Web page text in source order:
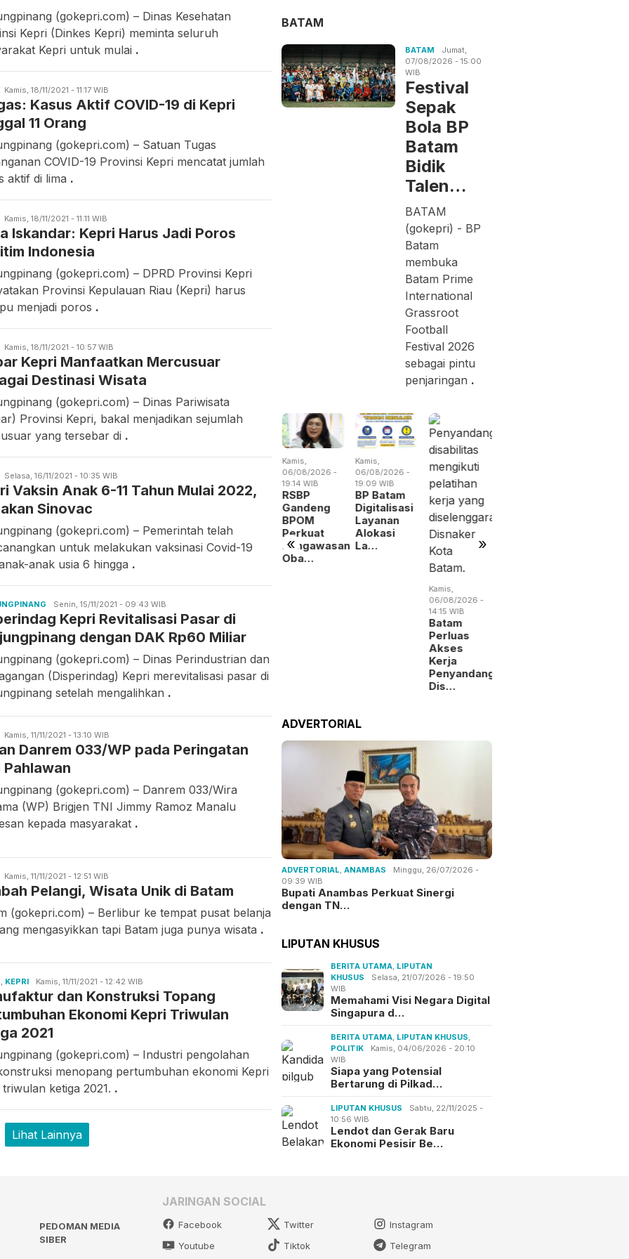
(gokepri.com) – Dinas Kesehatan
Kepri (Dinkes Kepri) meminta seluruh
Kepri untuk mulai .
Candra
Kamis, 18/11/2021 - 11:17 WIB
Kasus Aktif COVID-19 di Kepri
11 Orang
(gokepri.com) – Satuan Tugas
COVID-19 Provinsi Kepri mencatat jumlah
aktif di lima .
Candra
Kamis, 18/11/2021 - 11:11 WIB
Iskandar: Kepri Harus Jadi Poros
Indonesia
(gokepri.com) – DPRD Provinsi Kepri
Provinsi Kepulauan Riau (Kepri) harus
menjadi poros .
Candra
Kamis, 18/11/2021 - 10:57 WIB
Kepri Manfaatkan Mercusuar
Destinasi Wisata
(gokepri.com) – Dinas Pariwisata
Provinsi Kepri, bakal menjadikan sejumlah
yang tersebar di .
Candra
Selasa, 16/11/2021 - 10:35 WIB
Vaksin Anak 6-11 Tahun Mulai 2022,
Sinovac
(gokepri.com) – Pemerintah telah
untuk melakukan vaksinasi Covid-19
anak usia 6 hingga .
Candra
Gunawan
Senin, 15/11/2021 - 09:43 WIB
Kepri Revitalisasi Pasar di
dengan DAK Rp60 Miliar
(gokepri.com) – Dinas Perindustrian dan
(Disperindag) Kepri merevitalisasi pasar di
setelah mengalihkan .
Candra
Kamis, 11/11/2021 - 13:10 WIB
Danrem 033/WP pada Peringatan
Pahlawan
(gokepri.com) – Danrem 033/Wira
(WP) Brigjen TNI Jimmy Ramoz Manalu
kepada masyarakat .
Candra
Kamis, 11/11/2021 - 12:51 WIB
Pelangi, Wisata Unik di Batam
(gokepri.com) – Berlibur ke tempat pusat belanja
mengasyikkan tapi Batam juga punya wisata .
, KEPRI Candra
Gunawan
Kamis, 11/11/2021 - 12:42 WIB
dan Konstruksi Topang
Ekonomi Kepri Triwulan
2021
(gokepri.com) – Industri pengolahan
menopang pertumbuhan ekonomi Kepri
triwulan ketiga 2021. .
Lihat Lainnya
BATAM
BATAM
Jumat,
07/08/2026 - 15:00
WIB
Festival
Sepak
Bola BP
Batam
Bidik
Talen…
BATAM
(gokepri) - BP
Batam
membuka
Batam Prime
International
Grassroot
Football
Festival 2026
sebagai pintu
penjaringan .
« »
2026 -
WIB
Batam
Kamis,
06/08/2026 -
14:15 WIB
Batam
Perluas
Kerja
Penyandang
Dis…
Rabu,
19:02 WIB
BP Batam
Pemanfaatan
Ruan…
Jumat,
Perang
Trump
Indust…
Kamis,
06/08/2026 -
19:14 WIB
RSBP
Gandeng
BPOM
Perkuat
Pengawasan
Oba…
Kamis,
06/08/2026 -
19:09 WIB
BP Batam
Digitalisasi
Layanan
Alokasi
La…
Kamis,
06/08/2026 -
14:15 WIB
Batam
Perluas
Akses
Kerja
Penyandang
Dis…
ADVERTORIAL
ADVERTORIAL,ANAMBAS
Minggu, 26/07/2026 -
09:39 WIB
Bupati Anambas Perkuat Sinergi
dengan TN…
LIPUTAN KHUSUS
BERITA UTAMA, LIPUTAN
KHUSUS
Selasa, 21/07/2026 - 19:50
WIB
Memahami Visi Negara Digital
Singapura d…
BERITA UTAMA, LIPUTAN KHUSUS,
POLITIK
Kamis, 04/06/2026 - 20:10
WIB
Siapa yang Potensial
Bertarung di Pilkad…
LIPUTAN KHUSUS
Sabtu, 22/11/2025 -
10:56 WIB
Lendot dan Gerak Baru
Ekonomi Pesisir Be…
PEDOMAN MEDIA
SIBER
JARINGAN SOCIAL
Facebook Twitter
Instagram
Youtube
Tiktok Telegram